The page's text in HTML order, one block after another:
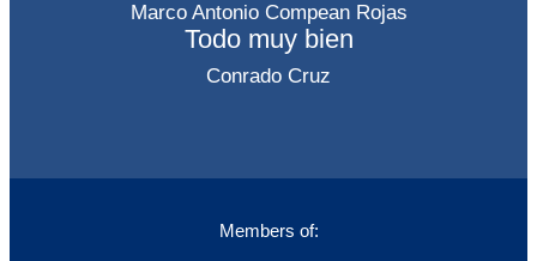
Marco Antonio Compean Rojas
Todo muy bien
Conrado Cruz
Members of: